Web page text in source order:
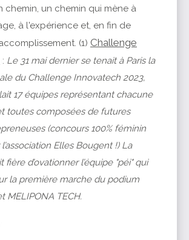
chemin, un chemin qui mène à
à l'expérience et, en fin de
(1) Challenge
: Le 31 mai dernier se tenait à Paris la
du Challenge Innovatech 2023,
17 équipes représentant chacune
toutes composées de futures
(concours 100% féminin
Elles Bougent !) La
fière d’ovationner l’équipe "péi" qui
la première marche du podium
MELIPONA TECH.